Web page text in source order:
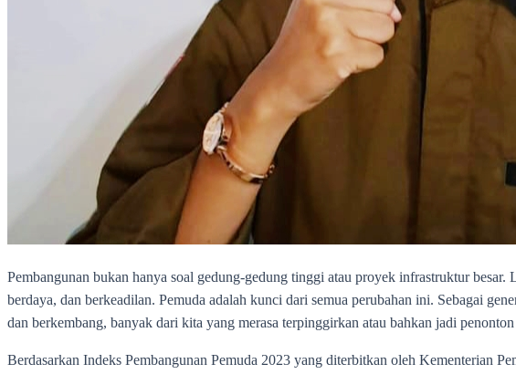
Pembangunan bukan hanya soal gedung-gedung tinggi atau proyek infrastruktur
berdaya, dan berkeadilan. Pemuda adalah kunci dari semua perubahan ini. Sebagai
dan berkembang, banyak dari kita yang merasa terpinggirkan atau bahkan jadi
Berdasarkan Indeks Pembangunan Pemuda 2023 yang diterbitkan oleh Kementerian